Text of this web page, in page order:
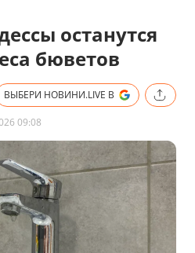
останутся
бюветов
ВЫБЕРИ НОВИНИ.LIVE В
09:08